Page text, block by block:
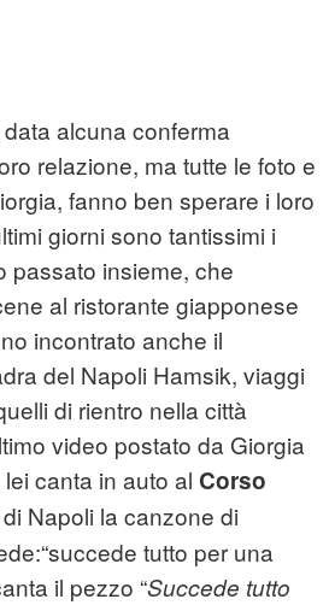
alcuna conferma
relazione, ma tutte le foto e
fanno ben sperare i loro
giorni sono tantissimi i
passato insieme, che
al ristorante giapponese
incontrato anche il
del Napoli Hamsik, viaggi
di rientro nella città
video postato da Giorgia
canta in auto al Corso
di Napoli la canzone di
tutto per una
il pezzo “Succede tutto